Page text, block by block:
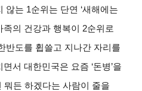
는 1순위는 단연 ‘새해에는
족의 건강과 행복이 2순위로
반도를 휩쓸고 지나간 자리를
서 대한민국은 요즘 ‘돈병’을
뭐든 하겠다는 사람이 줄을